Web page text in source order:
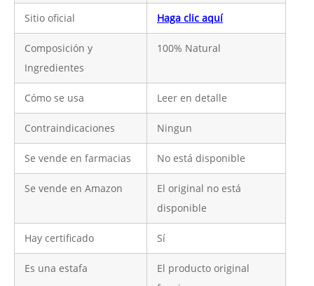
Sitio oficial Haga clic aquí
Composición y
Ingredientes
100% Natural
Cómo se usa Leer en detalle
Contraindicaciones Ningun
Se vende en farmacias No está disponible
Se vende en Amazon
El original no está
disponible
Hay certificado Sí
Es una estafa
El producto original